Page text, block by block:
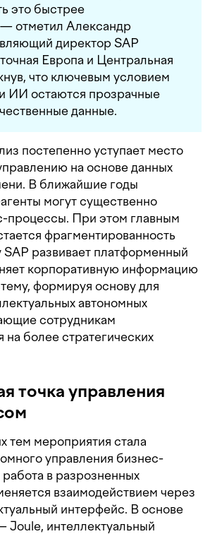
это быстрее
отметил Александр
директор SAP
Европа и Центральная
что ключевым условием
ИИ остаются прозрачные
данные.
постепенно уступает место
на основе данных
В ближайшие годы
могут существенно
процессы. При этом главным
фрагментированность
развивает платформенный
корпоративную информацию
формируя основу для
автономных
сотрудникам
на более стратегических
точка управления
тем мероприятия стала
управления бизнес-
в разрозненных
взаимодействием через
интерфейс. В основе
Joule, интеллектуальный